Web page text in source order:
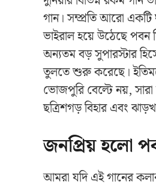
গান। সম্প্রতি আরো একটি
ভাইরাল হয়ে উঠেছে
অন্যতম বড় সুপারস্টার
তুলতে শুরু করেছে।
ভোজপুরি বেল্টে নয়,
ছত্রিশগড় বিহার এবং
জনপ্রিয় হলো
আমরা যদি এই গানের